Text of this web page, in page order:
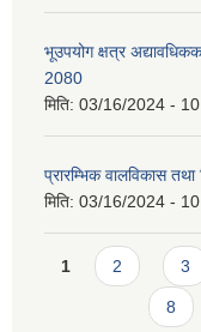
भूउपयोग क्षत्र
2080
मिति: 03/16/2024 -
प्रारम्भिक वालविकास
मिति: 03/16/2024 -
Pages
1 2 3
8